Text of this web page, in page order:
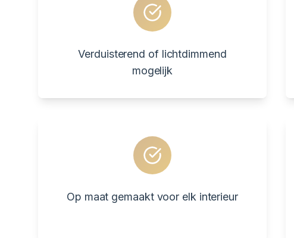
Verduisterend of lichtdimmend
mogelijk
Op maat gemaakt voor elk interieur